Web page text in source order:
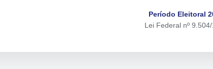
Período Eleitoral
Lei Federal nº